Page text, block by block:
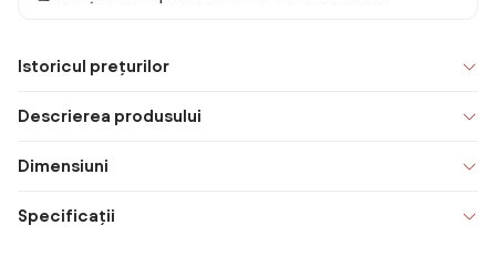
Istoricul prețurilor
Descrierea produsului
Dimensiuni
Specificații